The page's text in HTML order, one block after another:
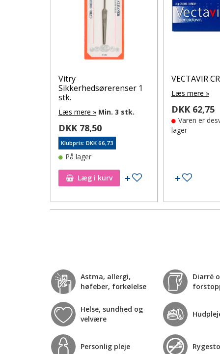
Tilføj til ønskeseddel
Vitry
Sikkerhedsørerenser 1
stk.
Læs mere » Min. 3 stk.
DKK 78,50
Klubpris: DKK 66,73
På lager
Læg i kurv Tilføj til ønskeseddel
VECTAVIR
Læs mere »
DKK 62,75
Varen er
lager
Tilføj til
Astma, allergi,
høfeber, forkølelse
Diarré
Helse, sundhed og
velvære
Personlig pleje